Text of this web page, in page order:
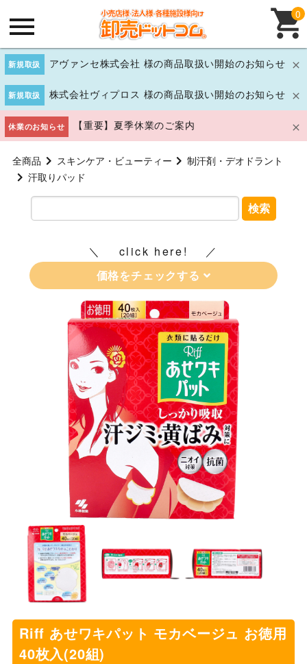
新規取扱 アヴァンセ株式会社 様の商品取扱い開始のお知らせ
新規取扱 株式会社ヴィプロス 様の商品取扱い開始のお知らせ
休業のお知らせ 【重要】夏季休業のご案内
0
全商品 スキンケア・ビューティー
制汗剤・デオドラント
汗取りパッド
検索
click here!
価格をチェックする
Riff あせワキパット モカベージュ お徳用
40枚入(20組)